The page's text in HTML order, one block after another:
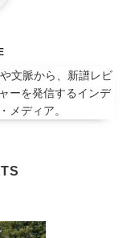
文脈から、新譜レビ
ーを発信するインデ
メディア。